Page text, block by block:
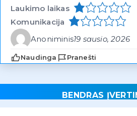
Laukimo laikas
Komunikacija
Anoniminis19 sausio, 2026
Naudinga Pranešti
BENDRAS